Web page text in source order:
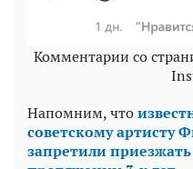
Комментарии со
Напомним, что
советскому артисту
запретили